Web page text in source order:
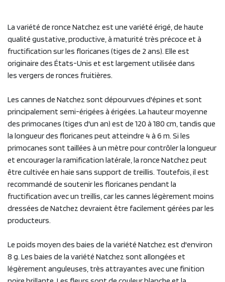
La variété de ronce Natchez est une variété érigé, de haute
qualité gustative, productive, à maturité très précoce et à
fructification sur les floricanes (tiges de 2 ans). Elle est
originaire des États-Unis et est largement utilisée dans
les vergers de ronces fruitières.
Les cannes de Natchez sont dépourvues d'épines et sont
principalement semi-érigées à érigées. La hauteur moyenne
des primocanes (tiges d'un an) est de 120 à 180 cm, tandis que
la longueur des floricanes peut atteindre 4 à 6 m. Si les
primocanes sont taillées à un mètre pour contrôler la longueur
et encourager la ramification latérale, la ronce Natchez peut
être cultivée en haie sans support de treillis. Toutefois, il est
recommandé de soutenir les floricanes pendant la
fructification avec un treillis, car les cannes légèrement moins
dressées de Natchez devraient être facilement gérées par les
producteurs.
Le poids moyen des baies de la variété Natchez est d'environ
8 g. Les baies de la variété Natchez sont allongées et
légèrement anguleuses, très attrayantes avec une finition